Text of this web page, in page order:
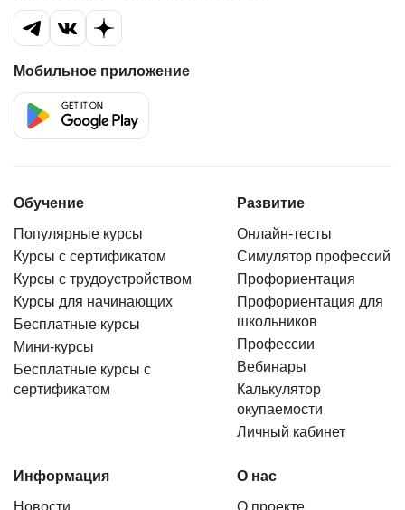
Мобильное приложение
Обучение
Популярные курсы
Курсы с сертификатом
Курсы с трудоустройством
Курсы для начинающих
Бесплатные курсы
Мини-курсы
Бесплатные курсы с
сертификатом
Развитие
Онлайн-тесты
Симулятор профессий
Профориентация
Профориентация для
школьников
Профессии
Вебинары
Калькулятор
окупаемости
Личный кабинет
Информация
О нас